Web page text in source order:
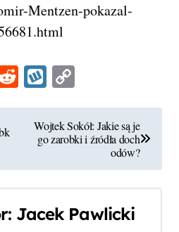
Mentzen-pokazal-
RedditWykop
Wojtek Sokół: Jakie są je
go zarobki i źródła doch
odów?
Jacek Pawlicki